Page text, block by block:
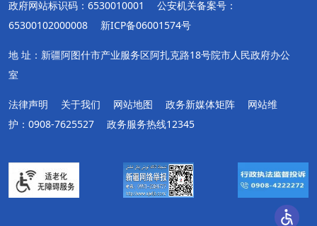
政府网站标识码：6530010001
公安机关备案号：
65300102000008
新ICP备06001574号
地 址：新疆阿图什市产业服务区阿扎克路18号院市人民政府办公
室
法律声明 关于我们 网站地图 政务新媒体矩阵
网站维
护：0908-7625527
政务服务热线12345